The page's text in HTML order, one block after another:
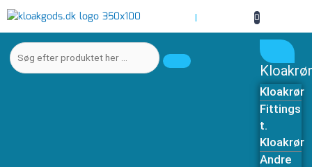
Gå
til
indholdet
| 0
Søg
efter
produktet
Kloakrør
Fittings
t.
Kloakrør
Andre